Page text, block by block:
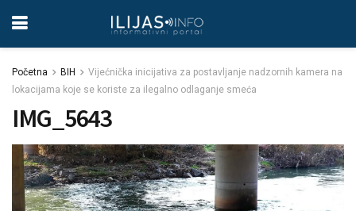
Početna BIH
Vijećnička inicijativa za postavljanje nadzornih kamera na
lokacijama koje se koriste za ilegalno odlaganje smeća
IMG_5643